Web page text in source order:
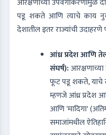
आरक्षणाच्या
पडू शकते आणि त्याचे काय
देशातील इतर राज्यांची
आंध्र प्रदेश आणि
संघर्ष):
फूट पडू शकते, याचे
म्हणजे आंध्र प्रदेश
आणि 'मादिगा'
समाजांमधील